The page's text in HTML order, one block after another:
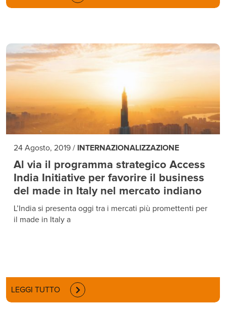
24 Agosto, 2019 / INTERNAZIONALIZZAZIONE
Al via il programma strategico Access
India Initiative per favorire il business
del made in Italy nel mercato indiano
L’India si presenta oggi tra i mercati più promettenti per
il made in Italy a
LEGGI TUTTO